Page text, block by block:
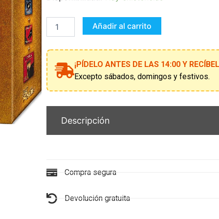
HOMBRES
CASTRONEGRO:
PACTO
cantidad
Añadir al carrito
¡PÍDELO ANTES DE LAS 14:00 Y
Excepto sábados, domingos y festivos.
Descripción
Compra segura
Devolución gratuita